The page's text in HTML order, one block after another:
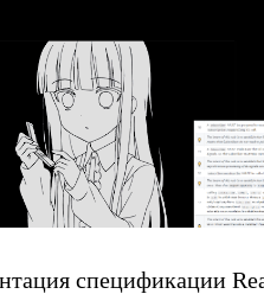
спецификации